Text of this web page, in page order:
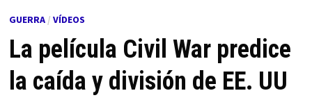
GUERRA/ VÍDEOS
La película Civil War predice
la caída y división de EE. UU